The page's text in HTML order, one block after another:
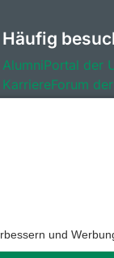
Häufig
AlumniPortal der
KarriereForum